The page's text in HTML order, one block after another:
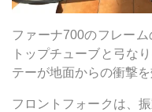
ファーナ700のフレー
トップチューブと弓な
テーが地面からの衝撃
フロントフォークは、